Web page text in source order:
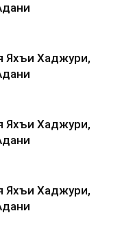
Яхъи Хаджури,
Яхъи Хаджури,
Яхъи Хаджури,